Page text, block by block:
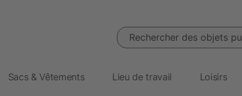
Rechercher des objets
Sacs & Vêtements Lieu de travail Loisirs